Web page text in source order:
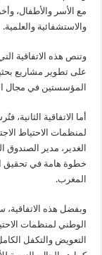
مع الأسر والأطفال،
والاستشفائية والعلمية.
وتنص هذه الاتفاقية
على تطوير مشاريع
المؤسستين في مجال
أما الاتفاقية
لمنظمات الاحتياط
الغدير، مدير الصندوق
خطوة هامة في تحقيق
المغرب.
وبفضل هذه
الوطني لمنظمات
التعويض والتكفل